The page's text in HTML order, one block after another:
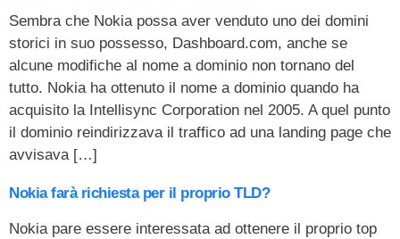
Sembra che Nokia possa aver venduto uno dei domini
storici in suo possesso, Dashboard.com, anche se
alcune modifiche al nome a dominio non tornano del
tutto. Nokia ha ottenuto il nome a dominio quando ha
acquisito la Intellisync Corporation nel 2005. A quel punto
il dominio reindirizzava il traffico ad una landing page che
avvisava […]
Nokia farà richiesta per il proprio TLD?
Nokia pare essere interessata ad ottenere il proprio top